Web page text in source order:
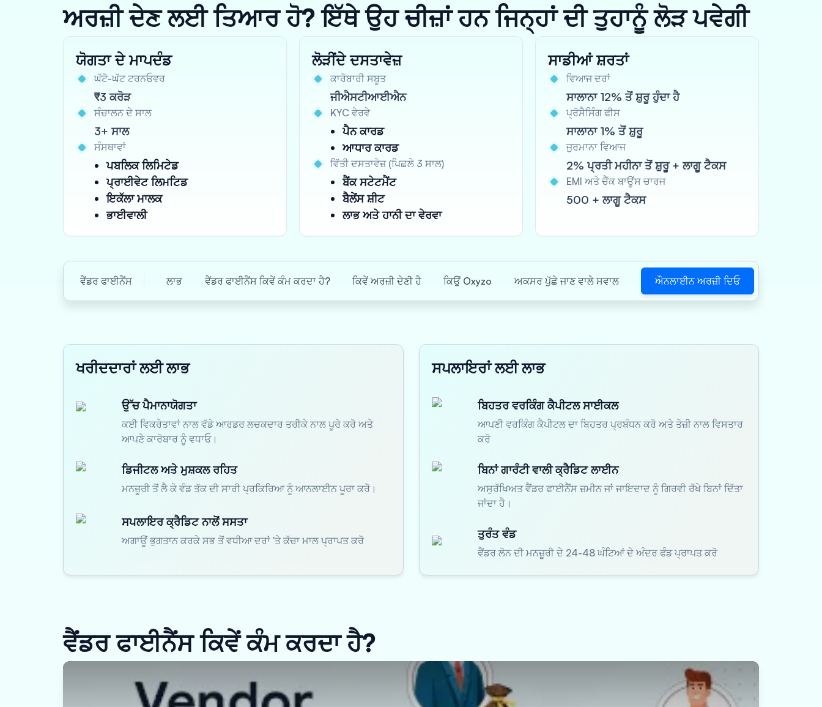
ਅਰਜ਼ੀ ਦੇਣ ਲਈ ਤਿਆਰ ਹੋ? ਇੱਥੇ ਉਹ ਚੀਜ਼ਾਂ ਹਨ ਜਿਨ੍ਹਾਂ ਦੀ ਤੁਹਾਨੂੰ ਲੋੜ ਪਵੇਗੀ
ਯੋਗਤਾ ਦੇ ਮਾਪਦੰਡ
ਘੱਟੋ-ਘੱਟ ਟਰਨਓਵਰ
₹3 ਕਰੋੜ
ਸੰਚਾਲਨ ਦੇ ਸਾਲ
3+ ਸਾਲ
ਸੰਸਥਾਵਾਂ
ਪਬਲਿਕ ਲਿਮਿਟੇਡ
ਪ੍ਰਾਈਵੇਟ ਲਿਮਟਿਡ
ਇਕੱਲਾ ਮਾਲਕ
ਭਾਈਵਾਲੀ
ਲੋੜੀਂਦੇ ਦਸਤਾਵੇਜ਼
ਕਾਰੋਬਾਰੀ ਸਬੂਤ
ਜੀਐਸਟੀਆਈਐਨ
KYC ਵੇਰਵੇ
ਪੈਨ ਕਾਰਡ
ਆਧਾਰ ਕਾਰਡ
ਵਿੱਤੀ ਦਸਤਾਵੇਜ਼ (ਪਿਛਲੇ 3 ਸਾਲ)
ਬੈਂਕ ਸਟੇਟਮੈਂਟ
ਬੈਲੇਂਸ ਸ਼ੀਟ
ਲਾਭ ਅਤੇ ਹਾਨੀ ਦਾ ਵੇਰਵਾ
ਸਾਡੀਆਂ ਸ਼ਰਤਾਂ
ਵਿਆਜ ਦਰਾਂ
ਸਾਲਾਨਾ 12% ਤੋਂ ਸ਼ੁਰੂ ਹੁੰਦਾ ਹੈ
ਪ੍ਰੋਸੈਸਿੰਗ ਫੀਸ
ਸਾਲਾਨਾ 1% ਤੋਂ ਸ਼ੁਰੂ
ਜੁਰਮਾਨਾ ਵਿਆਜ
2% ਪ੍ਰਤੀ ਮਹੀਨਾ ਤੋਂ ਸ਼ੁਰੂ + ਲਾਗੂ ਟੈਕਸ
EMI ਅਤੇ ਚੈੱਕ ਬਾਊਂਸ ਚਾਰਜ
500 + ਲਾਗੂ ਟੈਕਸ
ਵੈਂਡਰ ਫਾਈਨੈਂਸ ਲਾਭ ਵੈਂਡਰ ਫਾਈਨੈਂਸ ਕਿਵੇਂ ਕੰਮ ਕਰਦਾ ਹੈ? ਕਿਵੇਂ ਅਰਜ਼ੀ ਦੇਣੀ ਹੈ ਕਿਉਂ Oxyzo ਅਕਸਰ ਪੁੱਛੇ ਜਾਣ ਵਾਲੇ ਸਵਾਲ ਔਨਲਾਈਨ ਅਰਜ਼ੀ ਦਿਓ
ਖਰੀਦਦਾਰਾਂ ਲਈ ਲਾਭ
ਉੱਚ ਪੈਮਾਨਾਯੋਗਤਾ
ਕਈ ਵਿਕਰੇਤਾਵਾਂ ਨਾਲ ਵੱਡੇ ਆਰਡਰ ਲਚਕਦਾਰ ਤਰੀਕੇ ਨਾਲ ਪੂਰੇ ਕਰੋ ਅਤੇ
ਆਪਣੇ ਕਾਰੋਬਾਰ ਨੂੰ ਵਧਾਓ।
ਡਿਜੀਟਲ ਅਤੇ ਮੁਸ਼ਕਲ ਰਹਿਤ
ਮਨਜ਼ੂਰੀ ਤੋਂ ਲੈ ਕੇ ਵੰਡ ਤੱਕ ਦੀ ਸਾਰੀ ਪ੍ਰਕਿਰਿਆ ਨੂੰ ਆਨਲਾਈਨ ਪੂਰਾ ਕਰੋ।
ਸਪਲਾਇਰ ਕ੍ਰੈਡਿਟ ਨਾਲੋਂ ਸਸਤਾ
ਅਗਾਊਂ ਭੁਗਤਾਨ ਕਰਕੇ ਸਭ ਤੋਂ ਵਧੀਆ ਦਰਾਂ 'ਤੇ ਕੱਚਾ ਮਾਲ ਪ੍ਰਾਪਤ ਕਰੋ
ਸਪਲਾਇਰਾਂ ਲਈ ਲਾਭ
ਬਿਹਤਰ ਵਰਕਿੰਗ ਕੈਪੀਟਲ ਸਾਈਕਲ
ਆਪਣੀ ਵਰਕਿੰਗ ਕੈਪੀਟਲ ਦਾ ਬਿਹਤਰ ਪ੍ਰਬੰਧਨ ਕਰੋ ਅਤੇ ਤੇਜ਼ੀ ਨਾਲ ਵਿਸਤਾਰ
ਕਰੋ
ਬਿਨਾਂ ਗਾਰੰਟੀ ਵਾਲੀ ਕ੍ਰੈਡਿਟ ਲਾਈਨ
ਅਸੁਰੱਖਿਅਤ ਵੈਂਡਰ ਫਾਈਨੈਂਸ ਜ਼ਮੀਨ ਜਾਂ ਜਾਇਦਾਦ ਨੂੰ ਗਿਰਵੀ ਰੱਖੇ ਬਿਨਾਂ ਦਿੱਤਾ
ਜਾਂਦਾ ਹੈ।
ਤੁਰੰਤ ਵੰਡ
ਵੈਂਡਰ ਲੋਨ ਦੀ ਮਨਜ਼ੂਰੀ ਦੇ 24-48 ਘੰਟਿਆਂ ਦੇ ਅੰਦਰ ਫੰਡ ਪ੍ਰਾਪਤ ਕਰੋ
ਵੈਂਡਰ ਫਾਈਨੈਂਸ ਕਿਵੇਂ ਕੰਮ ਕਰਦਾ ਹੈ?